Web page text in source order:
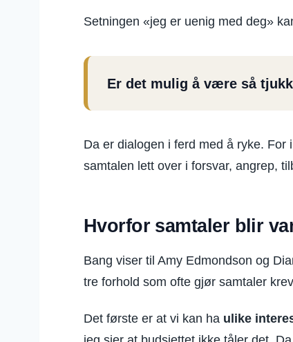
Setningen «jeg er uenig med deg»
Er det mulig å være så
Da er dialogen i ferd med å ryke.
samtalen lett over i forsvar, angrep,
Hvorfor samtaler blir
Bang viser til Amy Edmondson og
tre forhold som ofte gjør samtaler
Det første er at vi kan ha ulike